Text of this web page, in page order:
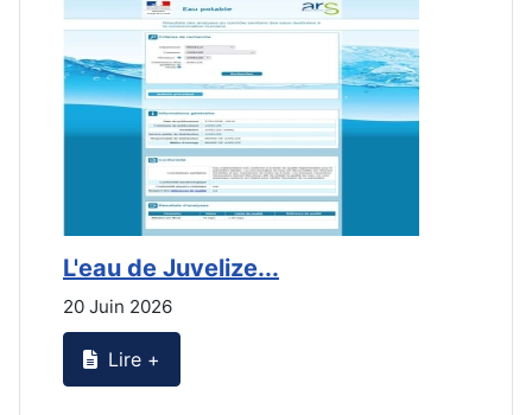
L'eau de Juvelize...
20 Juin 2026
Lire +